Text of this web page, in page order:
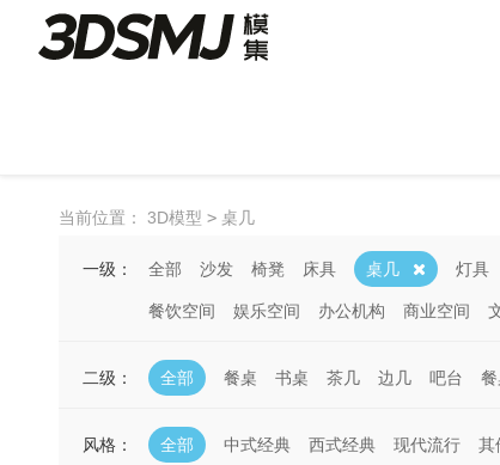
当前位置： 3D模型 > 桌几
一级： 全部 沙发 椅凳 床具 桌几 灯具
餐饮空间 娱乐空间 办公机构 商业空间
二级： 全部 餐桌 书桌 茶几 边几 吧台
风格： 全部 中式经典 西式经典 现代流行 其